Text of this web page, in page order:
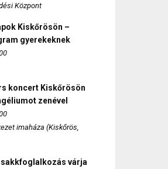
Központ
Kiskőrösön –
gyerekeknek
koncert Kiskőrösön
zenével
imaháza (Kiskőrös,
várja